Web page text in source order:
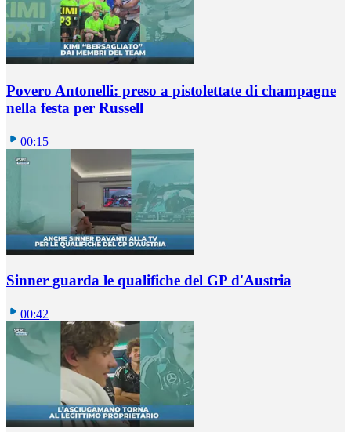
Povero Antonelli: preso a pistolettate di champagne
nella festa per Russell
00:15
Sinner guarda le qualifiche del GP d'Austria
00:42